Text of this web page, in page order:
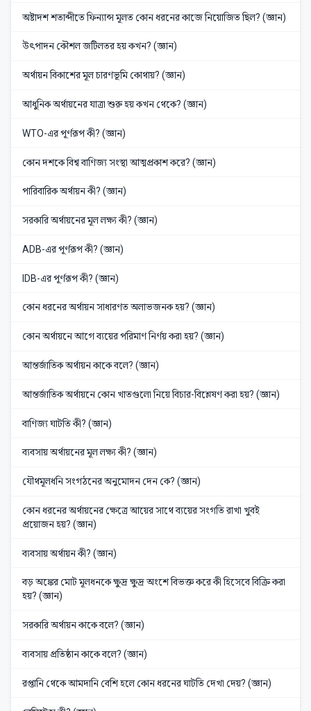
অষ্টাদশ শতাব্দীতে ফিন্যান্স মূলত কোন ধরনের কাজে নিয়োজিত ছিল? (জ্ঞান)
উৎপাদন কৌশল জটিলতর হয় কখন? (জ্ঞান)
অর্থায়ন বিকাশের মূল চারণভূমি কোথায়? (জ্ঞান)
আধুনিক অর্থায়নের যাত্রা শুরু হয় কখন থেকে? (জ্ঞান)
WTO-এর পূর্ণরূপ কী? (জ্ঞান)
কোন দশকে বিশ্ব বাণিজ্য সংস্থা আত্মপ্রকাশ করে? (জ্ঞান)
পারিবারিক অর্থায়ন কী? (জ্ঞান)
সরকারি অর্থায়নের মূল লক্ষ্য কী? (জ্ঞান)
ADB-এর পূর্ণরূপ কী? (জ্ঞান)
IDB-এর পূর্ণরূপ কী? (জ্ঞান)
কোন ধরনের অর্থায়ন সাধারণত অলাভজনক হয়? (জ্ঞান)
কোন অর্থায়নে আগে ব্যয়ের পরিমাণ নির্ণয় করা হয়? (জ্ঞান)
আন্তর্জাতিক অর্থায়ন কাকে বলে? (জ্ঞান)
আন্তর্জাতিক অর্থায়নে কোন খাতগুলো নিয়ে বিচার-বিশ্লেষণ করা হয়? (জ্ঞান)
বাণিজ্য ঘাটতি কী? (জ্ঞান)
ব্যবসায় অর্থায়নের মূল লক্ষ্য কী? (জ্ঞান)
যৌথমূলধনি সংগঠনের অনুমোদন দেন কে? (জ্ঞান)
কোন ধরনের অর্থায়নের ক্ষেত্রে আয়ের সাথে ব্যয়ের সংগতি রাখা খুবই
প্রয়োজন হয়? (জ্ঞান)
ব্যবসায় অর্থায়ন কী? (জ্ঞান)
বড় অঙ্কের মোট মূলধনকে ক্ষুদ্র ক্ষুদ্র অংশে বিভক্ত করে কী হিসেবে বিক্রি করা
হয়? (জ্ঞান)
সরকারি অর্থায়ন কাকে বলে? (জ্ঞান)
ব্যবসায় প্রতিষ্ঠান কাকে বলে? (জ্ঞান)
রপ্তানি থেকে আমদানি বেশি হলে কোন ধরনের ঘাটতি দেখা দেয়? (জ্ঞান)